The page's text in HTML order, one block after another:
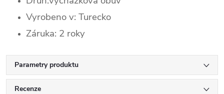
Vyrobeno v: Turecko
Záruka: 2 roky
Parametry produktu
Recenze